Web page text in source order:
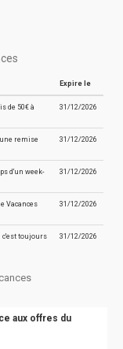
Expire le
de 50€ à
31/12/2026
remise
31/12/2026
d'un week-
31/12/2026
Vacances
31/12/2026
c'est toujours
31/12/2026
aux offres du